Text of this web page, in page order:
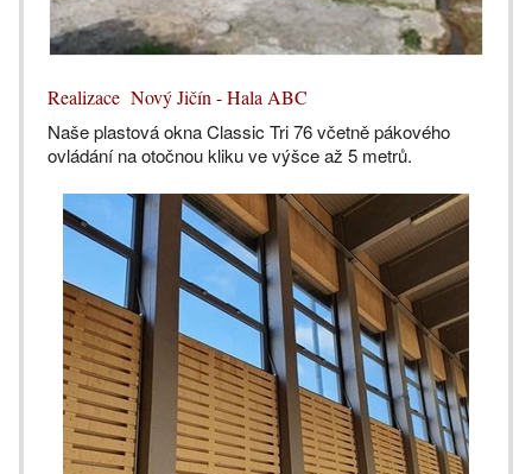
Realizace Nový Jičín - Hala ABC
Naše plastová okna Classic Tri 76 včetně pákového
ovládání na otočnou kliku ve výšce až 5 metrů.